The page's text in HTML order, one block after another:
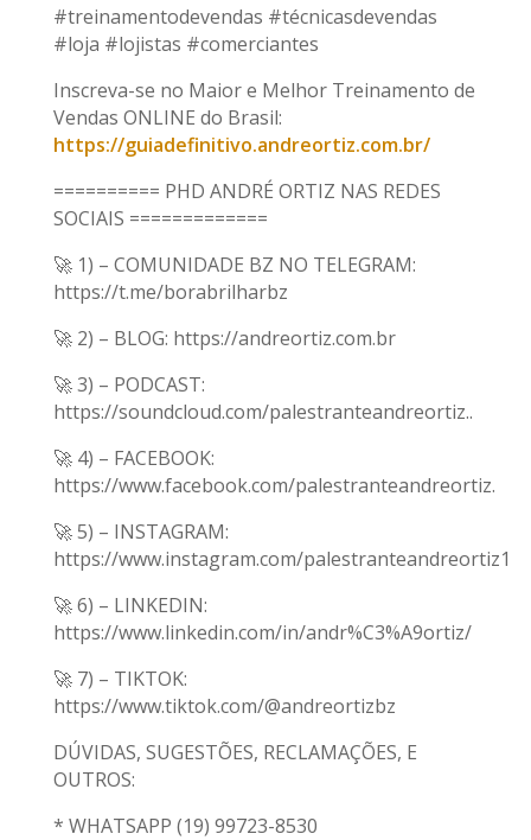
#treinamentodevendas #técnicasdevendas
#loja #lojistas #comerciantes
Inscreva-se no Maior e Melhor Treinamento de
Vendas ONLINE do Brasil:
https://guiadefinitivo.andreortiz.com.br/
========== PHD ANDRÉ ORTIZ NAS REDES
SOCIAIS =============
🚀 1) – COMUNIDADE BZ NO TELEGRAM:
https://t.me/borabrilharbz
🚀 2) – BLOG: https://andreortiz.com.br
🚀 3) – PODCAST:
https://soundcloud.com/palestranteandreortiz..
🚀 4) – FACEBOOK:
https://www.facebook.com/palestranteandreortiz.
🚀 5) – INSTAGRAM:
https://www.instagram.com/palestranteandreortiz1
🚀 6) – LINKEDIN:
https://www.linkedin.com/in/andr%C3%A9ortiz/
🚀 7) – TIKTOK:
https://www.tiktok.com/@andreortizbz
DÚVIDAS, SUGESTÕES, RECLAMAÇÕES, E
OUTROS:
* WHATSAPP (19) 99723-8530